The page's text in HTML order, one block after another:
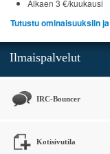
Alkaen 3 €/kuukausi
Tutustu ominaisuuksiin
Ilmaispalvelut
IRC-Bouncer
Kotisivutila